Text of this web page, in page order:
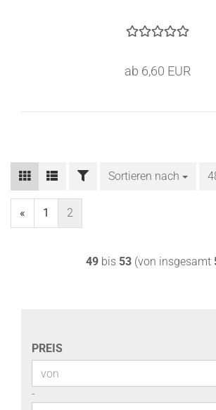
ab 6,60 EUR
FILTERSortieren nach
Sortieren nach
« 1 2
49bis 53(von insgesamt
PREIS
PREIS
Preis bis
-